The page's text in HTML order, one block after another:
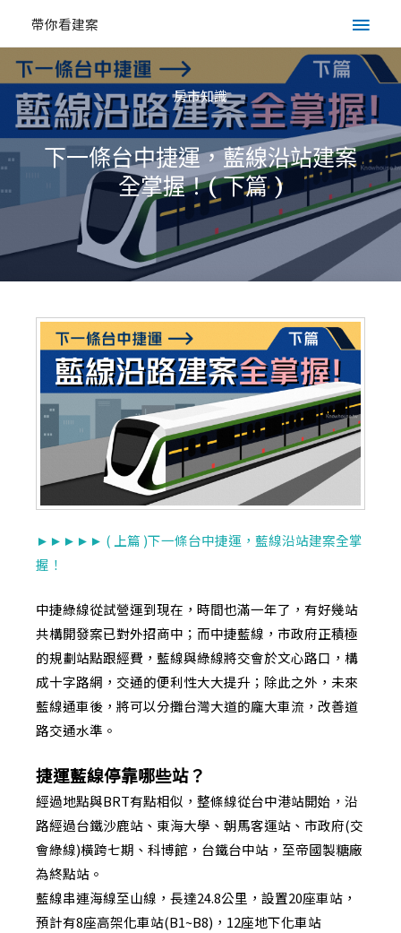
帶你看建案
房市知識
下一條台中捷運，藍線沿站建案
全掌握！( 下篇 )
► ► ► ► ► ( 上篇 )下一條台中捷運，藍線沿站建案全掌
握！
中捷綠線從試營運到現在，時間也滿一年了，有好幾站
共構開發案已對外招商中；而中捷藍線，市政府正積極
的規劃站點跟經費，藍線與綠線將交會於文心路口，構
成十字路網，交通的便利性大大提升；除此之外，未來
藍線通車後，將可以分攤台灣大道的龐大車流，改善道
路交通水準。
捷運藍線停靠哪些站？
經過地點與BRT有點相似，整條線從台中港站開始，沿
路經過台鐵沙鹿站、東海大學、朝馬客運站、市政府(交
會綠線)橫跨七期、科博館，台鐵台中站，至帝國製糖廠
為終點站。
藍線串連海線至山線，長達24.8公里，設置20座車站，
預計有8座高架化車站(B1~B8)，12座地下化車站